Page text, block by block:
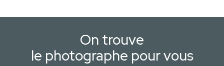
On trouve
le photographe pour vous